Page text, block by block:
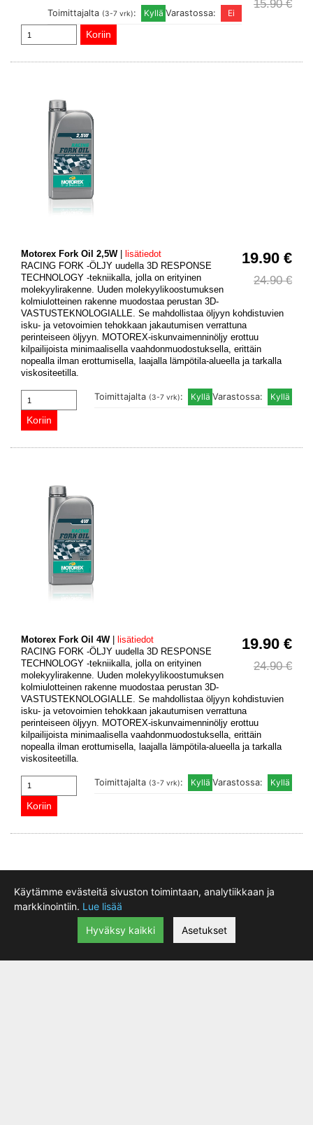
Käytämme evästeitä sivuston toimintaan, analytiikkaan ja
markkinointiin. Lue lisää
Hyväksy kaikki
Asetukset
15.90 €
Varastossa:
Toimittajalta (3-7 vrk):
19.90 €
24.90 €
Motorex Fork Oil 2,5W|
lisätiedot
RACING FORK -ÖLJY uudella 3D RESPONSE
TECHNOLOGY -tekniikalla, jolla on erityinen
molekyylirakenne. Uuden molekyylikoostumuksen
kolmiulotteinen rakenne muodostaa perustan 3D-
VASTUSTEKNOLOGIALLE. Se mahdollistaa öljyyn kohdistuvien
isku- ja vetovoimien tehokkaan jakautumisen verrattuna
perinteiseen öljyyn. MOTOREX-iskunvaimenninöljy erottuu
kilpailijoista minimaalisella vaahdonmuodostuksella, erittäin
nopealla ilman erottumisella, laajalla lämpötila-alueella ja tarkalla
viskositeetilla.
Varastossa:
Toimittajalta (3-7 vrk):
19.90 €
24.90 €
Motorex Fork Oil 4W| lisätiedot
RACING FORK -ÖLJY uudella 3D RESPONSE
TECHNOLOGY -tekniikalla, jolla on erityinen
molekyylirakenne. Uuden molekyylikoostumuksen
kolmiulotteinen rakenne muodostaa perustan 3D-
VASTUSTEKNOLOGIALLE. Se mahdollistaa öljyyn kohdistuvien
isku- ja vetovoimien tehokkaan jakautumisen verrattuna
perinteiseen öljyyn. MOTOREX-iskunvaimenninöljy erottuu
kilpailijoista minimaalisella vaahdonmuodostuksella, erittäin
nopealla ilman erottumisella, laajalla lämpötila-alueella ja tarkalla
viskositeetilla.
Varastossa:
Toimittajalta (3-7 vrk):